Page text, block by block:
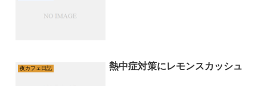
夜カフェ日記 熱中症対策にレモンスカッシュ